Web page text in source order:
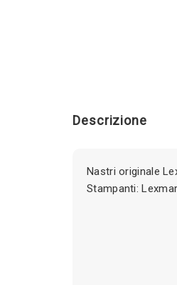
Descrizione
Nastri originale
Stampanti: